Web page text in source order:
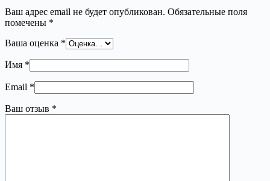
Ваш адрес email не будет опубликован. Обязательные поля
помечены *
Ваша оценка *
Имя *
Email *
Ваш отзыв *